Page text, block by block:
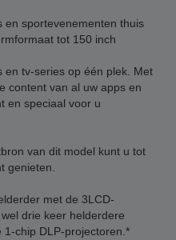
en sportevenementen thuis
tot 150 inch
en tv-series op één plek. Met
content van al uw apps en
en speciaal voor u
van dit model kunt u tot
genieten.
met de 3LCD-
drie keer helderdere
chip DLP-projectoren.*